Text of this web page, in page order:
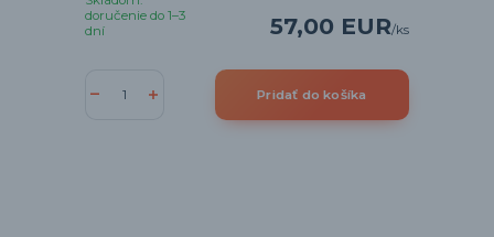
57,00 EUR/ks
doručenie do 1–3
dní
Pridať do košíka